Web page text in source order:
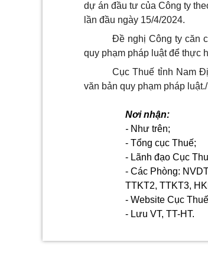
dự án đầu tư của Công ty
lần đầu ngày 15/4/2024.
Đề nghị Công ty căn
quy phạm pháp luật để thực
Cục Thuế tỉnh Nam
văn bản quy phạm pháp
Nơi nhận:
- Như trên;
- Tổng cục Thuế;
- Lãnh đạo Cục
- Các Phòng:
TTKT2, TTKT3,
- Website Cục
- Lưu VT, TT-HT.